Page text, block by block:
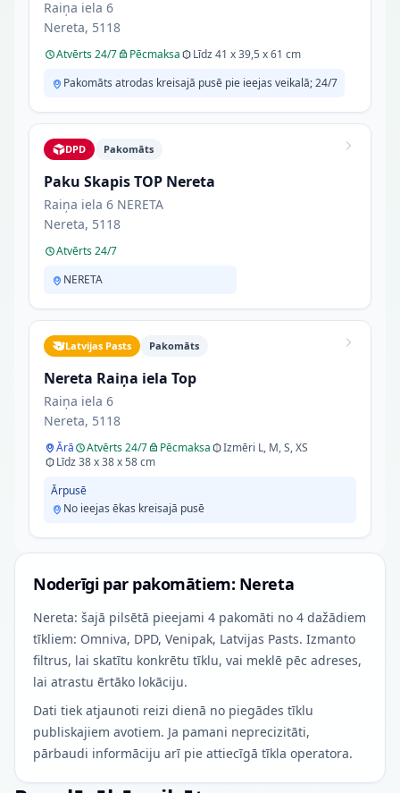
Raiņa iela 6
Nereta, 5118
Atvērts 24/7 Pēcmaksa
Līdz 41 x 39,5 x 61 cm
Pakomāts atrodas kreisajā pusē pie ieejas veikalā; 24/7
DPD Pakomāts
Paku Skapis TOP Nereta
Raiņa iela 6 NERETA
Nereta, 5118
Atvērts 24/7
NERETA
Latvijas Pasts Pakomāts
Nereta Raiņa iela Top
Raiņa iela 6
Nereta, 5118
Ārā Atvērts 24/7 Pēcmaksa
Izmēri L, M, S, XS
Līdz 38 x 38 x 58 cm
Ārpusē
No ieejas ēkas kreisajā pusē
Noderīgi par pakomātiem: Nereta
Nereta: šajā pilsētā pieejami 4 pakomāti no 4 dažādiem
tīkliem: Omniva, DPD, Venipak, Latvijas Pasts. Izmanto
filtrus, lai skatītu konkrētu tīklu, vai meklē pēc adreses,
lai atrastu ērtāko lokāciju.
Dati tiek atjaunoti reizi dienā no piegādes tīklu
publiskajiem avotiem. Ja pamani neprecizitāti,
pārbaudi informāciju arī pie attiecīgā tīkla operatora.